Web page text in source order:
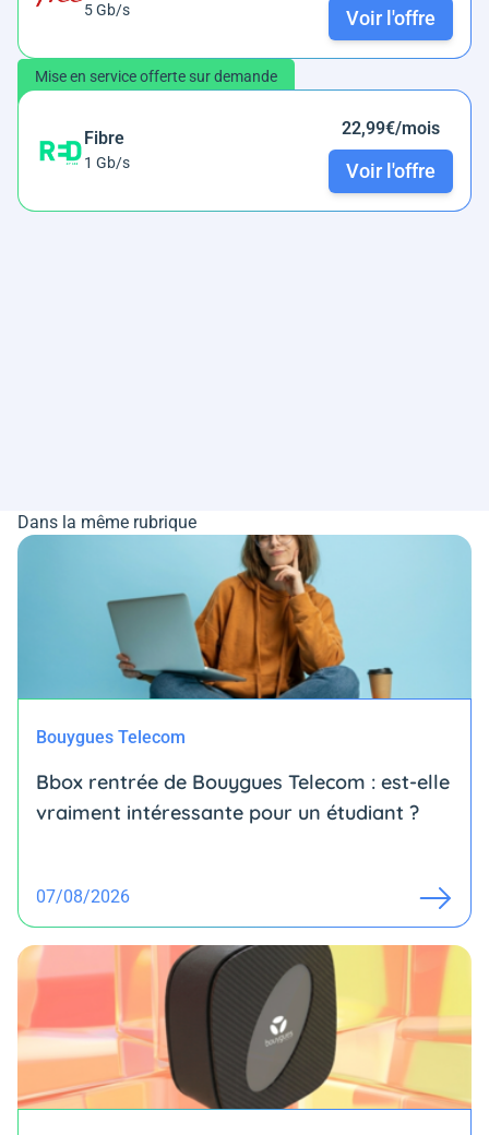
5 Gb/s Voir l'offre
Mise en service offerte sur demande
Fibre
1 Gb/s
22,99€/mois
Voir l'offre
Dans la même rubrique
Bouygues Telecom
Bbox rentrée de Bouygues Telecom : est-elle
vraiment intéressante pour un étudiant ?
07/08/2026